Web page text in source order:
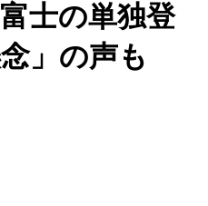
士の単独登
」の声も